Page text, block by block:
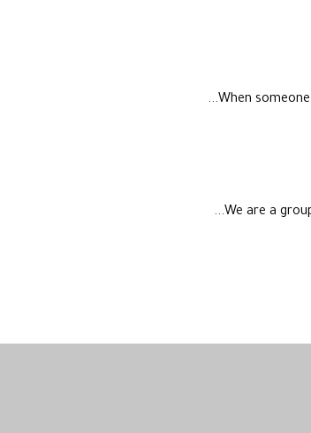
When
We are a